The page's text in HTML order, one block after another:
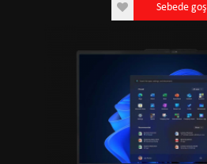
Sebede goş